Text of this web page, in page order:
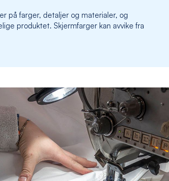
på farger, detaljer og materialer, og
produktet. Skjermfarger kan avvike fra